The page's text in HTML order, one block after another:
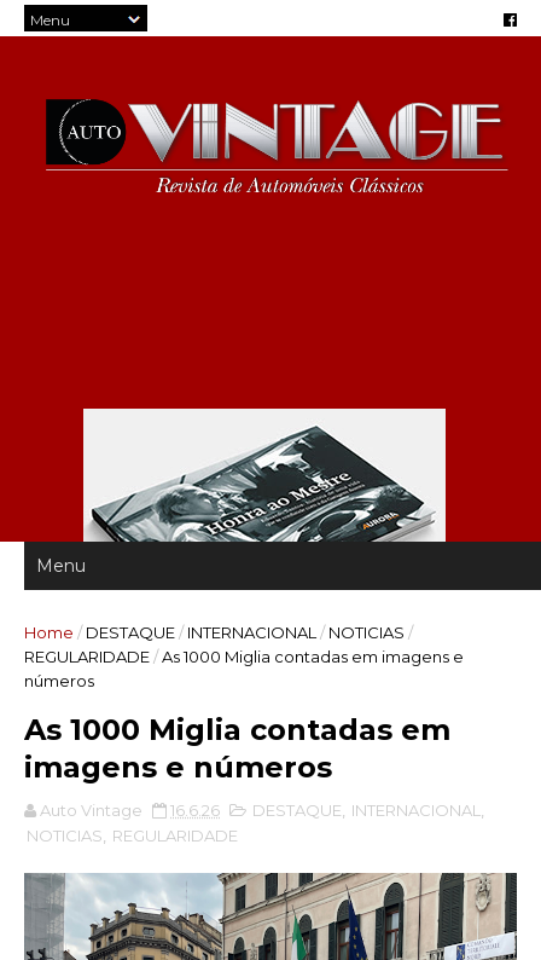
Home / DESTAQUE/ INTERNACIONAL / NOTICIAS /
REGULARIDADE/As 1000 Miglia contadas em imagens e
números
As 1000 Miglia contadas em
imagens e números
Auto Vintage 16.6.26 DESTAQUE INTERNACIONAL
NOTICIAS
REGULARIDADE